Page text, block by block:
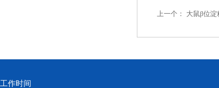
上一个： 大鼠β位
工作时间